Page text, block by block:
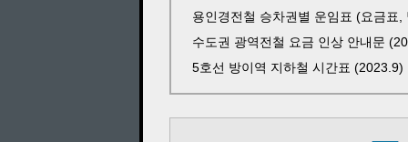
용인경전철 승차권별 운임표 (요금표
수도권 광역전철 요금 인상 안내문
5호선 방이역 지하철 시간표 (2023.9)